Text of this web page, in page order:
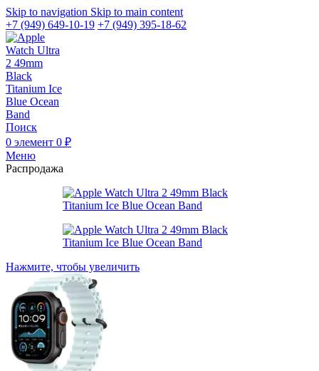
Skip to navigation Skip to main content
+7 (949) 649-10-19 +7 (949) 395-18-62
Поиск
0 элемент 0 ₽
Меню
Распродажа
Нажмите, чтобы увеличить